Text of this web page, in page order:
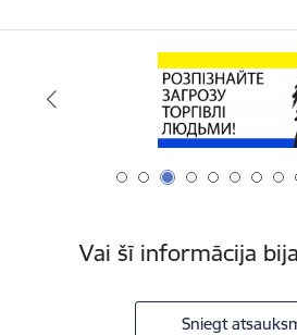
Vai šī informācija
Sniegt